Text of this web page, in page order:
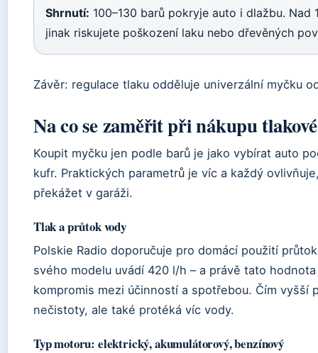
Shrnutí: 100–130 barů pokryje auto i dlažbu.
jinak riskujete poškození laku nebo dřevěných
Závěr: regulace tlaku odděluje univerzální myčku
Na co se zaměřit při nákupu
Koupit myčku jen podle barů je jako vybírat auto
kufr. Praktických parametrů je víc a každý
překážet v garáži.
Tlak a průtok vody
Polskie Radio doporučuje pro domácí použití
svého modelu uvádí 420 l/h – a právě tato
kompromis mezi účinností a spotřebou. Čím vyšší
nečistoty, ale také protéká víc vody.
Typ motoru: elektrický, akumulátorový, benzínový